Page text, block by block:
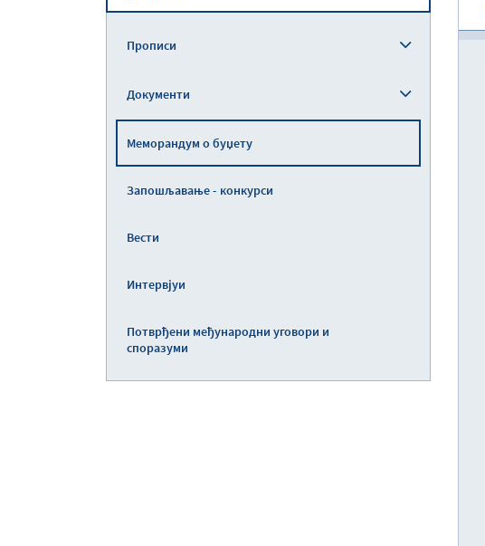
Прописи
Документи
Меморандум о буџету
Запошљавање - конкурси
Вести
Интервјуи
Потврђени међународни уговори и
споразуми